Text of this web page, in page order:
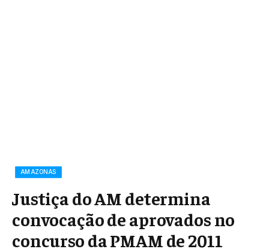
AMAZONAS
Justiça do AM determina
convocação de aprovados no
concurso da PMAM de 2011